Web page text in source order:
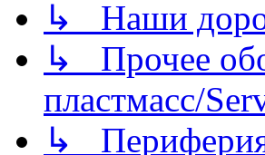
↳ Наши
↳ Прочее
пластмасс/
↳ Периферия